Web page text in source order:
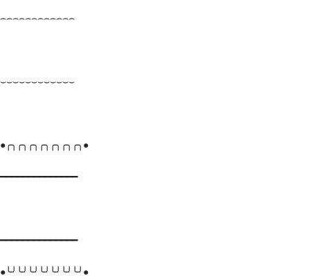
⌢⌢⌢⌢⌢⌢⌢⌢⌢⌢⌢⌢
⌣⌣⌣⌣⌣⌣⌣⌣⌣⌣⌣⌣
●╭╮╭╮╭╮╭╮╭╮╭╮╭╮●
━━━━━━━━━━━━━━
━━━━━━━━━━━━━━
●╰╯╰╯╰╯╰╯╰╯╰╯╰╯●